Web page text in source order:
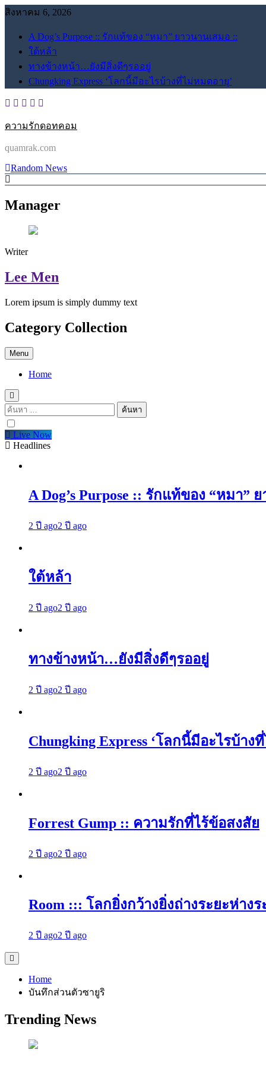
Skip
สิงหาคม 6, 2026
A Dog’s Purpose :: รักแท้ของ “หมา” ยาวนานเสมอ ::
ใต้หล้า
ทางข้างหน้า…ยังมีสิ่งดีๆรออยู่
Chungking Express ‘โลกนี้มีอะไรบ้างที่ไม่หมดอายุ’
ความรักดอทคอม
quamrak.com
Random News
Manager
Writer
Lee Men
Lorem ipsum is simply dummy text
Category Collection
Menu
Home
ค้นหา
สำหรับ:
Live Now
Headlines
A Dog’s Purpose :: รักแท้ของ “หมา”
2 ปี ago2 ปี ago
ใต้หล้า
2 ปี ago2 ปี ago
ทางข้างหน้า…ยังมีสิ่งดีๆรออยู่
2 ปี ago2 ปี ago
Chungking Express ‘โลกนี้มีอะไรบ้าง
2 ปี ago2 ปี ago
Forrest Gump :: ความรักที่ไร้ข้อสงสัย
2 ปี ago2 ปี ago
Room ::: โลกยิ่งกว้างยิ่งถ่างระยะห่างร
2 ปี ago2 ปี ago
Home
บันทึกส่วนตัวซายูริ
Trending News